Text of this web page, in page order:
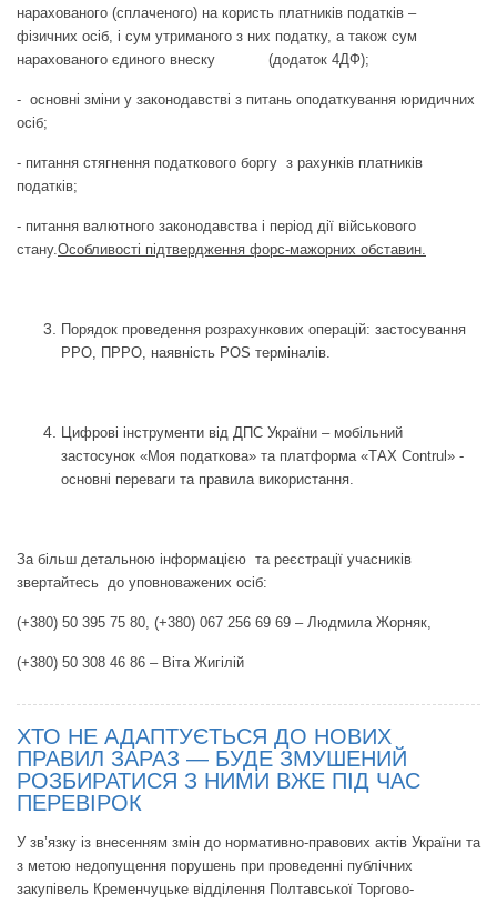
нарахованого (сплаченого) на користь платників податків –
фізичних осіб, і сум утриманого з них податку, а також сум
нарахованого єдиного внеску (додаток 4ДФ);
- основні зміни у законодавстві з питань оподаткування юридичних
осіб;
- питання стягнення податкового боргу з рахунків платників
податків;
- питання валютного законодавства і період дії військового
стану. Особливості підтвердження форс-мажорних обставин.
Порядок проведення розрахункових операцій: застосування
РРО, ПРРО, наявність POS терміналів.
Цифрові інструменти від ДПС України – мобільний
застосунок «Моя податкова» та платформа «ТАХ Contrul» -
основні переваги та правила використання.
За більш детальною інформацією та реєстрації учасників
звертайтесь до уповноважених осіб:
(+380) 50 395 75 80, (+380) 067 256 69 69 – Людмила Жорняк,
(+380) 50 308 46 86 – Віта Жигілій
ХТО НЕ АДАПТУЄТЬСЯ ДО НОВИХ
ПРАВИЛ ЗАРАЗ — БУДЕ ЗМУШЕНИЙ
РОЗБИРАТИСЯ З НИМИ ВЖЕ ПІД ЧАС
ПЕРЕВІРОК
У зв’язку із внесенням змін до нормативно-правових актів України та
з метою недопущення порушень при проведенні публічних
закупівель Кременчуцьке відділення Полтавської Торгово-